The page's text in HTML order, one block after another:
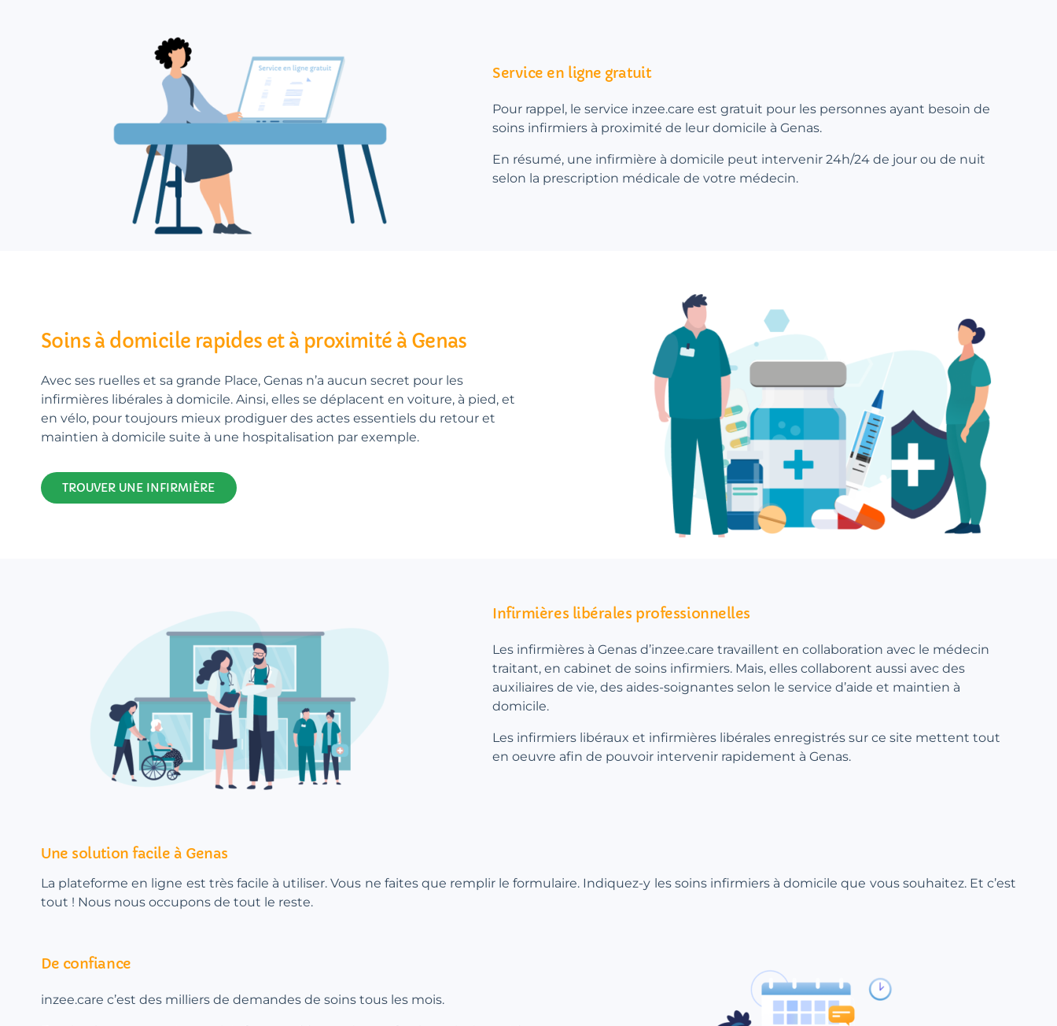
Service en ligne gratuit
Pour rappel, le service inzee.care est gratuit pour les personnes ayant besoin de
soins infirmiers à proximité de leur domicile à Genas.
En résumé, une infirmière à domicile peut intervenir 24h/24 de jour ou de nuit
selon la prescription médicale de votre médecin.
Soins à domicile rapides et à proximité à Genas
Avec ses ruelles et sa grande Place, Genas n’a aucun secret pour les
infirmières libérales à domicile. Ainsi, elles se déplacent en voiture, à pied, et
en vélo, pour toujours mieux prodiguer des actes essentiels du retour et
maintien à domicile suite à une hospitalisation par exemple.
TROUVER UNE INFIRMIÈRE
Infirmières libérales professionnelles
Les infirmières à Genas d’inzee.care travaillent en collaboration avec le médecin
traitant, en cabinet de soins infirmiers. Mais, elles collaborent aussi avec des
auxiliaires de vie, des aides-soignantes selon le service d’aide et maintien à
domicile.
Les infirmiers libéraux et infirmières libérales enregistrés sur ce site mettent tout
en oeuvre afin de pouvoir intervenir rapidement à Genas.
Une solution facile à Genas
La plateforme en ligne est très facile à utiliser. Vous ne faites que remplir le formulaire. Indiquez-y les soins infirmiers à domicile que vous souhaitez. Et c’est
tout ! Nous nous occupons de tout le reste.
De confiance
inzee.care c’est des milliers de demandes de soins tous les mois.